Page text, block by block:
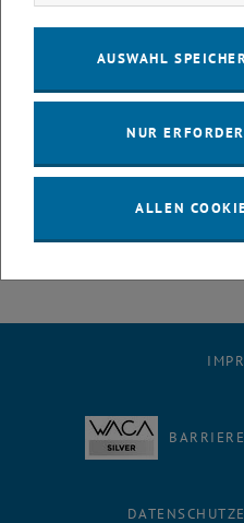
heuer Texte von 44
Der Preis wurde erstmals 1994
Oktober um 18:30 Uhr im
hält Sabine Seidler, Vizerektorin
und der ausgezeichnete Text
AUSWAHL
NUR
ALLEN